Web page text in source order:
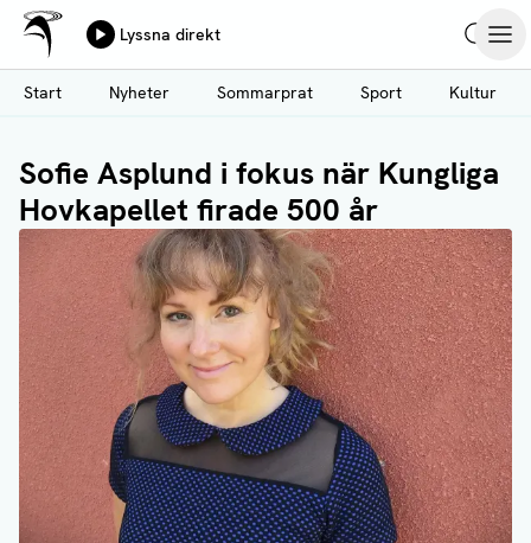
Hoppa
till
huvudinnehåll
Ålands Radio & TV
Lyssna direkt
Start
Nyheter Sommarprat Sport Kultur
Sofie Asplund i fokus när Kungliga
Hovkapellet firade 500 år